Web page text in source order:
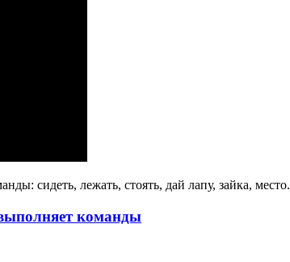
сидеть, лежать, стоять, дай лапу, зайка, место.
команды